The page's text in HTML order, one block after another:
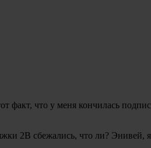
факт, что у меня кончилась
2В сбежались, что ли? Энивей, я